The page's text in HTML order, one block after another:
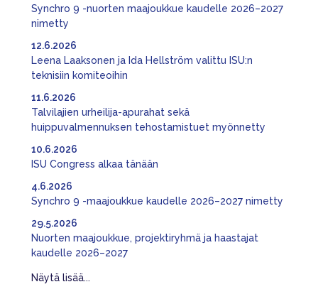
Synchro 9 -nuorten maajoukkue kaudelle 2026–2027
nimetty
Leena Laaksonen ja Ida Hellström valittu ISU:n
teknisiin komiteoihin
12.6.2026
Talvilajien urheilija-apurahat sekä
huippuvalmennuksen tehostamistuet myönnetty
11.6.2026
ISU Congress alkaa tänään
10.6.2026
Synchro 9 -maajoukkue kaudelle 2026–2027 nimetty
4.6.2026
Nuorten maajoukkue, projektiryhmä ja haastajat
kaudelle 2026–2027
29.5.2026
Näytä lisää...